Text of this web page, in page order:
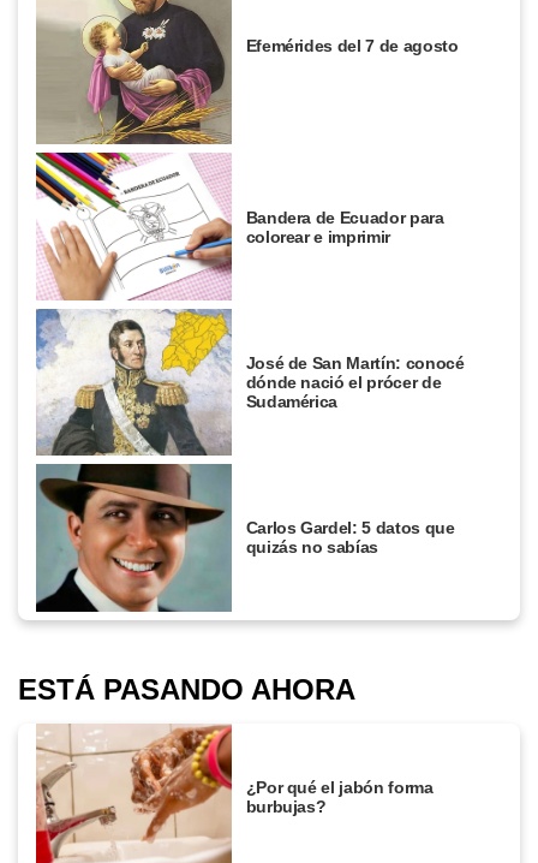
Efemérides del 7 de agosto
Bandera de Ecuador para
colorear e imprimir
José de San Martín: conocé
dónde nació el prócer de
Sudamérica
Carlos Gardel: 5 datos que
quizás no sabías
ESTÁ PASANDO AHORA
¿Por qué el jabón forma
burbujas?